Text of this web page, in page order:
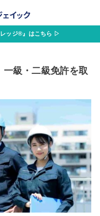
ッジ®』はこちら ▷
級・二級免許を取